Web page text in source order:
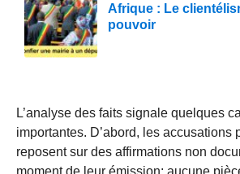
Afrique : Le
pouvoir
L’analyse des faits signale quelques
importantes. D’abord, les accusations
reposent sur des affirmations non
moment de leur émission: aucune